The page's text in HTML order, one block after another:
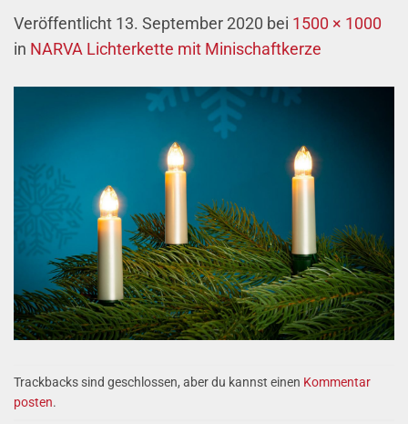
Veröffentlicht 13. September 2020 bei 1500 × 1000
in NARVA Lichterkette mit Minischaftkerze
Trackbacks sind geschlossen, aber du kannst einen Kommentar
posten.